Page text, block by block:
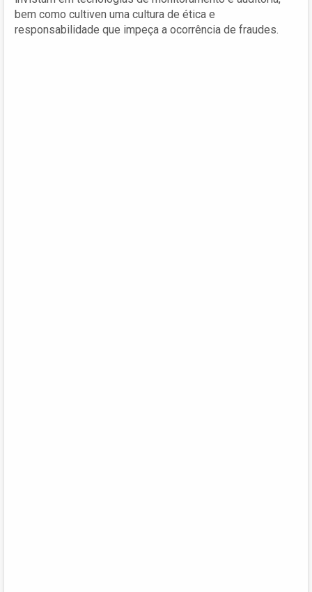
bem como cultiven uma cultura de ética e
responsabilidade que impeça a ocorrência de fraudes.